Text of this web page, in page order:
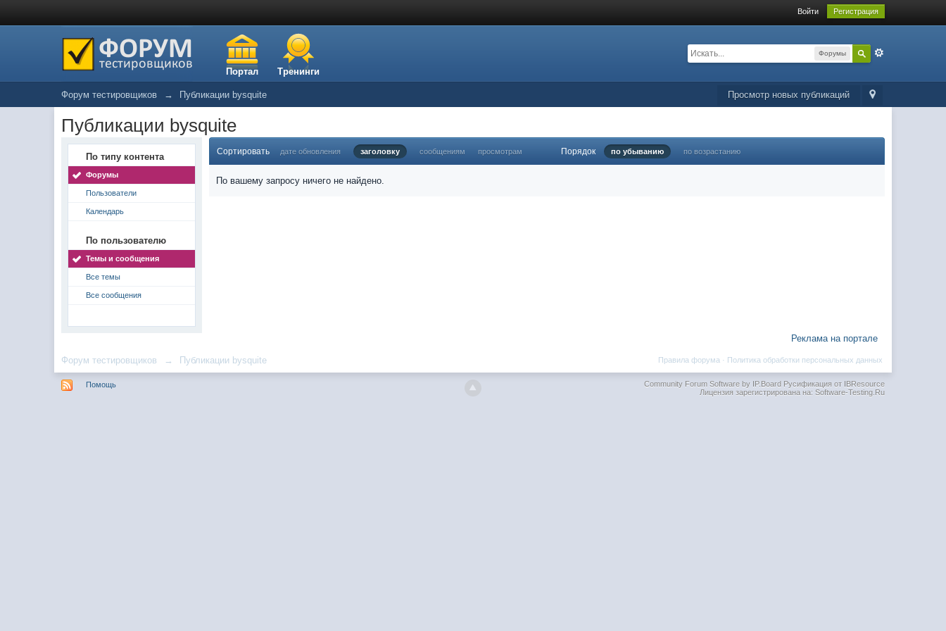
Войти Регистрация
Портал Тренинги
Форумы
Просмотр новых публикаций
Форум тестировщиков → Публикации bysquite
Публикации bysquite
По типу контента
Форумы
Пользователи
Календарь
По пользователю
Темы и сообщения
Все темы
Все сообщения
Сортировать дате обновления заголовку сообщениям просмотрам Порядок по убыванию по возрастанию
По вашему запросу ничего не найдено.
Реклама на портале
Форум тестировщиков → Публикации bysquite Политика обработки персональных данных
Правила форума ·
Помощь Community Forum Software by IP.BoardРусификация от IBResource
Лицензия зарегистрирована на: Software-Testing.Ru